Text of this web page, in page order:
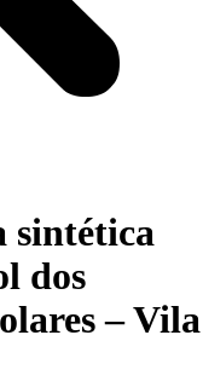
sintética
dos
– Vila